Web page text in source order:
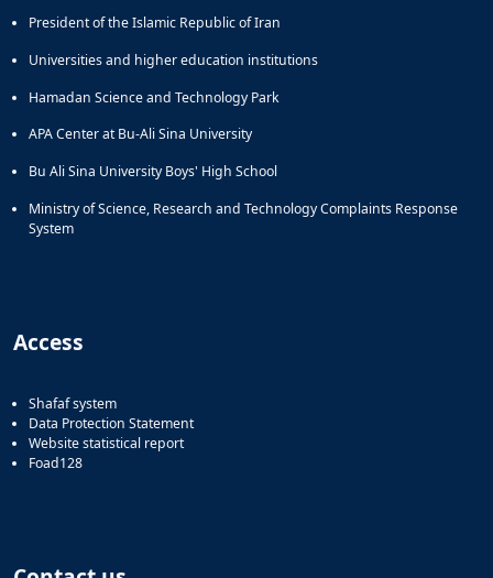
President of the Islamic Republic of Iran
Universities and higher education institutions
Hamadan Science and Technology Park
APA Center at Bu-Ali Sina University
Bu Ali Sina University Boys' High School
Ministry of Science, Research and Technology Complaints Response
System
Access
Shafaf system
Data Protection Statement
Website statistical report
Foad128